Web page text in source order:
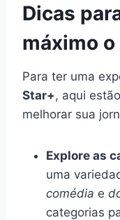
Dicas
máximo
Para ter uma
Star+ , aqui
melhorar sua
Explore as
uma
comédia e
categorias